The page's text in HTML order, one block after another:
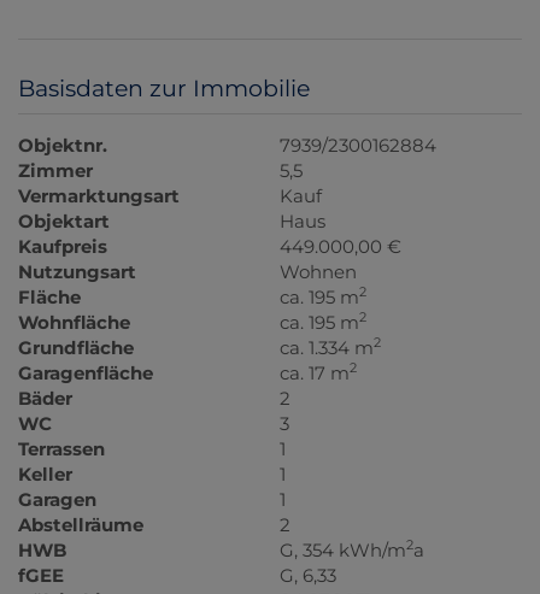
Basisdaten zur Immobilie
Objektnr.
7939/2300162884
Zimmer
5,5
Vermarktungsart
Kauf
Objektart
Haus
Kaufpreis
449.000,00 €
Nutzungsart
Wohnen
Fläche
ca. 195 m2
Wohnfläche ca. 195 m2
Grundfläche ca. 1.334 m2
Garagenfläche ca. 17 m2
Bäder
2
WC
3
Terrassen
1
Keller
1
Garagen
1
Abstellräume
2
HWB
G, 354 kWh/m2a
fGEE
G, 6,33